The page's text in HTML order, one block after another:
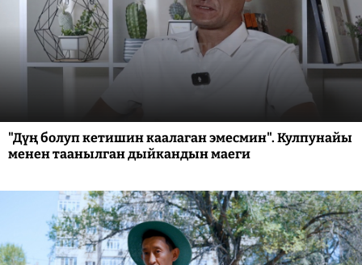
"Дүң болуп кетишин каалаган эмесмин". Кулпунайы
менен таанылган дыйкандын маеги